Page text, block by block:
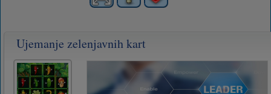
Ujemanje zelenjavnih kart